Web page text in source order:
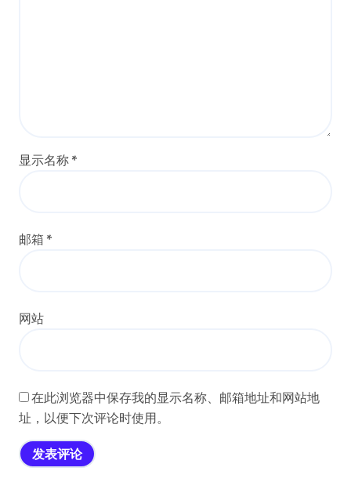
显示名称 *
邮箱 *
网站
在此浏览器中保存我的显示名称、邮箱地址和网站地
址，以便下次评论时使用。